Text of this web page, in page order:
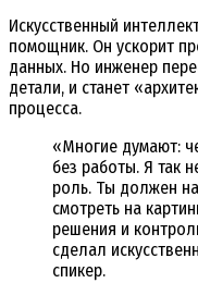
Искусственный
помощник. Он ускорит
данных. Но инженер
детали, и станет
процесса.
«Многие думают:
без работы. Я так
роль. Ты должен
смотреть на
решения и
сделал
спикер.